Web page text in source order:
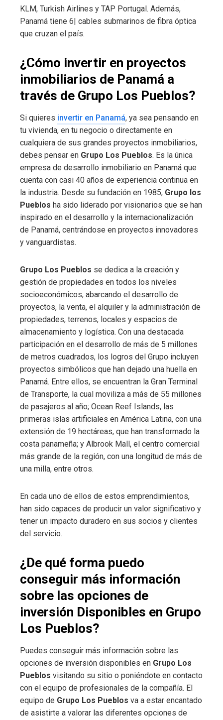
KLM, Turkish Airlines y TAP Portugal. Además,
Panamá tiene 6| cables submarinos de fibra óptica
que cruzan el país.
¿Cómo invertir en proyectos
inmobiliarios de Panamá a
través de Grupo Los Pueblos?
Si quieres invertir en Panamá, ya sea pensando en
tu vivienda, en tu negocio o directamente en
cualquiera de sus grandes proyectos inmobiliarios,
debes pensar en Grupo Los Pueblos. Es la única
empresa de desarrollo inmobiliario en Panamá que
cuenta con casi 40 años de experiencia continua en
la industria. Desde su fundación en 1985, Grupo los
Pueblos ha sido liderado por visionarios que se han
inspirado en el desarrollo y la internacionalización
de Panamá, centrándose en proyectos innovadores
y vanguardistas.
Grupo Los Pueblos se dedica a la creación y
gestión de propiedades en todos los niveles
socioeconómicos, abarcando el desarrollo de
proyectos, la venta, el alquiler y la administración de
propiedades, terrenos, locales y espacios de
almacenamiento y logística. Con una destacada
participación en el desarrollo de más de 5 millones
de metros cuadrados, los logros del Grupo incluyen
proyectos simbólicos que han dejado una huella en
Panamá. Entre ellos, se encuentran la Gran Terminal
de Transporte, la cual moviliza a más de 55 millones
de pasajeros al año; Ocean Reef Islands, las
primeras islas artificiales en América Latina, con una
extensión de 19 hectáreas, que han transformado la
costa panameña; y Albrook Mall, el centro comercial
más grande de la región, con una longitud de más de
una milla, entre otros.
En cada uno de ellos de estos emprendimientos,
han sido capaces de producir un valor significativo y
tener un impacto duradero en sus socios y clientes
del servicio.
¿De qué forma puedo
conseguir más información
sobre las opciones de
inversión Disponibles en Grupo
Los Pueblos?
Puedes conseguir más información sobre las
opciones de inversión disponibles en Grupo Los
Pueblos visitando su sitio o poniéndote en contacto
con el equipo de profesionales de la compañía. El
equipo de Grupo Los Pueblos va a estar encantado
de asistirte a valorar las diferentes opciones de